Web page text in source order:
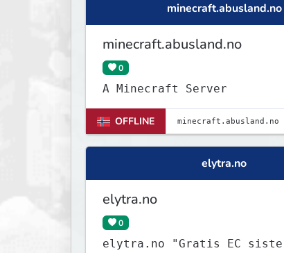
minecraft.abusland.no
minecraft.abusland.no
0
A Minecraft Server
OFFLINE
elytra.no
elytra.no
0
elytra.no "Gratis EC siste